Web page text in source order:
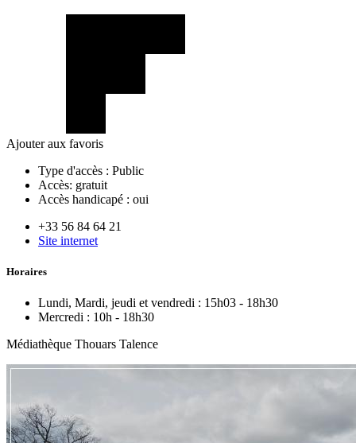
Ajouter aux favoris
Type d'accès : Public
Accès: gratuit
Accès handicapé : oui
+33 56 84 64 21
Site internet
Horaires
Lundi, Mardi, jeudi et vendredi : 15h03 - 18h30
Mercredi : 10h - 18h30
Médiathèque Thouars Talence